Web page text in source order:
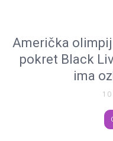
Američka
pokret Black
ima